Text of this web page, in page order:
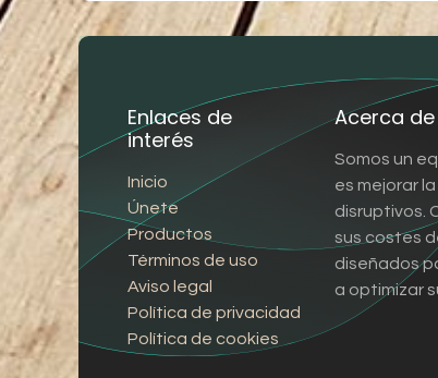
Enlaces de
interés
Inicio
Únete
Productos
Términos de uso
Aviso legal
Política de privacidad
Política de cookies
Acerca de
Somos un
es mejorar
disruptivos.
sus costes
diseñados
a optimizar